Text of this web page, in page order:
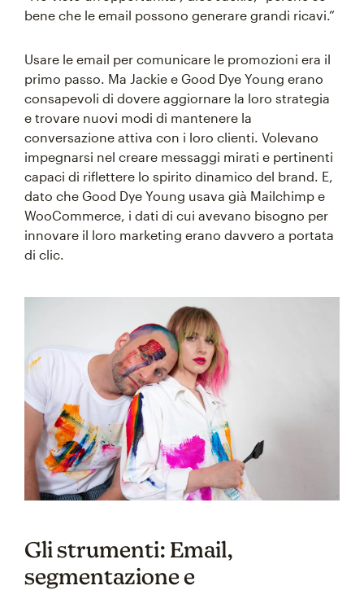
bene che le email possono generare grandi ricavi.”
Usare le email per comunicare le promozioni era il
primo passo. Ma Jackie e Good Dye Young erano
consapevoli di dovere aggiornare la loro strategia
e trovare nuovi modi di mantenere la
conversazione attiva con i loro clienti. Volevano
impegnarsi nel creare messaggi mirati e pertinenti
capaci di riflettere lo spirito dinamico del brand. E,
dato che Good Dye Young usava già Mailchimp e
WooCommerce, i dati di cui avevano bisogno per
innovare il loro marketing erano davvero a portata
di clic.
Gli strumenti: Email,
segmentazione e